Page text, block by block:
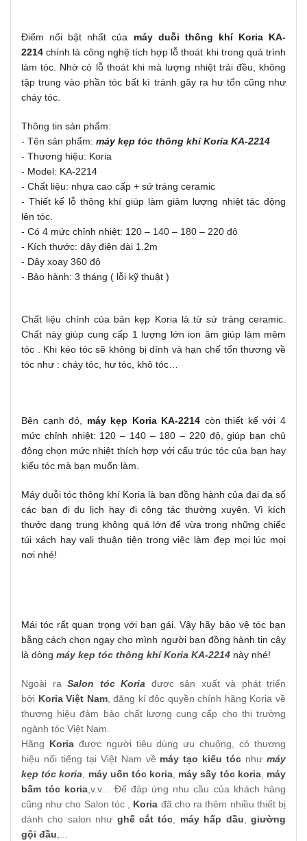
Điểm nổi bật nhất của máy duỗi thông khí Koria KA-
2214 chính là công nghệ tích hợp lỗ thoát khi trong quá trình
làm tóc. Nhờ có lỗ thoát khi mà lượng nhiệt trải đều, không
tập trung vào phần tóc bất kì tránh gây ra hư tổn cũng như
cháy tóc.
Thông tin sản phẩm:
- Tên sản phẩm: máy kẹp tóc thông khí Koria KA-2214
- Thương hiệu: Koria
- Model: KA-2214
- Chất liệu: nhựa cao cấp + sứ tráng ceramic
- Thiết kế lỗ thông khí giúp làm giảm lượng nhiệt tác động
lên tóc.
- Có 4 mức chỉnh nhiệt: 120 – 140 – 180 – 220 độ
- Kích thước: dây điện dài 1.2m
- Dây xoay 360 độ
- Bảo hành: 3 tháng ( lỗi kỹ thuật )
Chất liệu chính của bản kẹp Koria là từ sứ tráng ceramic.
Chất này giúp cung cấp 1 lượng lớn ion âm giúp làm mêm
tóc . Khi kéo tóc sẽ không bị dính và hạn chế tổn thương về
tóc như : cháy tóc, hư tóc, khô tóc…
Bên cạnh đó, máy kẹp Koria KA-2214 còn thiết kế với 4
mức chỉnh nhiệt: 120 – 140 – 180 – 220 độ, giúp bạn chủ
động chọn mức nhiệt thích hợp với cấu trúc tóc của bạn hay
kiểu tóc mà bạn muốn làm.
Máy duỗi tóc thông khí Koria là bạn đồng hành của đại đa số
các bạn đi du lịch hay đi công tác thường xuyên. Vì kích
thước dạng trung không quá lớn để vừa trong những chiếc
túi xách hay vali thuận tiện trong việc làm đẹp mọi lúc mọi
nơi nhé!
Mái tóc rất quan trọng với bạn gái. Vậy hãy bảo vệ tóc bạn
bằng cách chọn ngay cho mình người bạn đồng hành tin cậy
là dòng máy kẹp tóc thông khí Koria KA-2214 này nhé!
Ngoài ra Salon tóc Koria được sản xuất và phát triển
bởi Koria Việt Nam, đăng kí độc quyền chính hãng Koria về
thương hiệu đảm bảo chất lượng cung cấp cho thị trường
ngành tóc Việt Nam.
Hãng Koriađược người tiêu dùng ưu chuộng, có thương
hiệu nổi tiếng tại Việt Nam về máy tạo kiểu tóc nhưmáy
kẹp tóc koria, máy uốn tóc koria, máy sấy tóc koria, máy
bấm tóc koria,v.v... Để đáp ứng nhu cầu của khách hàng
cũng như cho Salon tóc , Koria đã cho ra thêm nhiều thiết bị
dành cho salon như ghế cắt tóc, máy hấp dầu,giường
gội đầu,...